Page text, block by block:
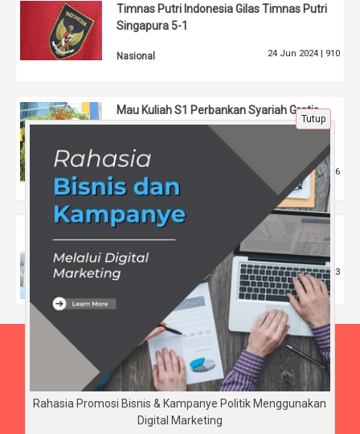
Timnas Putri Indonesia Gilas Timnas Putri
Singapura 5-1
Nasional 24 Jun 2024 | 910
Mau Kuliah S1 Perbankan Syariah Gratis
dengan Beasiswa Rektor 100 Persen
Pendidikan 7 Feb 2026 |296
Mengapa Belajar Komputer Akuntansi
Penting Kelebihan & Aplikasi Terpopuler
Pendidikan 3 Nov 2025 |323
Beranda Tentang Kami
Disclaimer
Copyright © BudiArnaya.com 2026 - All rights reserved
Tutup
Rahasia Promosi Bisnis & Kampanye Politik Menggunakan
Digital Marketing